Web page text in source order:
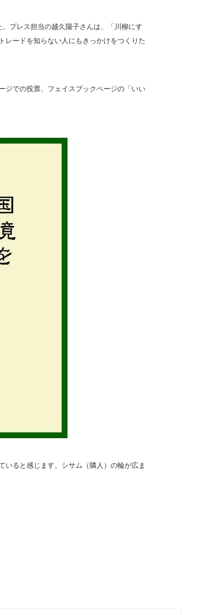
プレス担当の越久陽子さんは、「川柳にす
レードを知らない人にもきっかけをつくりた
ジでの投票、フェイスブックページの「いい
いると感じます。シサム（隣人）の輪が広ま